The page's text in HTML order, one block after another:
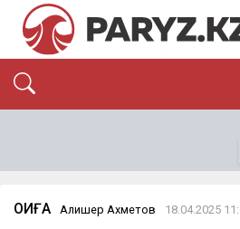
ЭКОНОМИКА
ОҚИҒА
ОҚИҒА Алишер Ахметов 18.04.2025